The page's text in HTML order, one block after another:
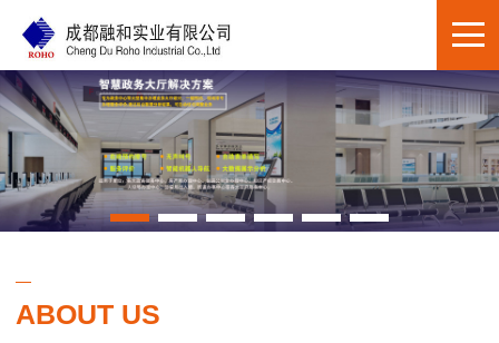
ABOUT US